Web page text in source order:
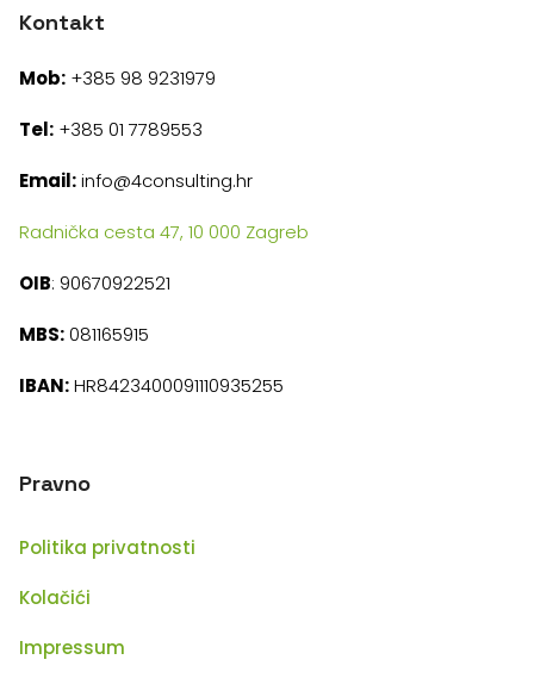
Kontakt
Mob: +385 98 9231979
Tel: +385 01 7789553
Email:info@4consulting.hr
Radnička cesta 47, 10 000 Zagreb
OIB: 90670922521
MBS:081165915
IBAN:HR8423400091110935255
Pravno
Politika privatnosti
Kolačići
Impressum